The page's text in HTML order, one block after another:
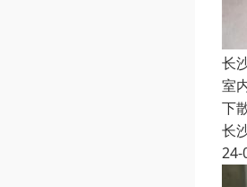
长
室
下
长
24-